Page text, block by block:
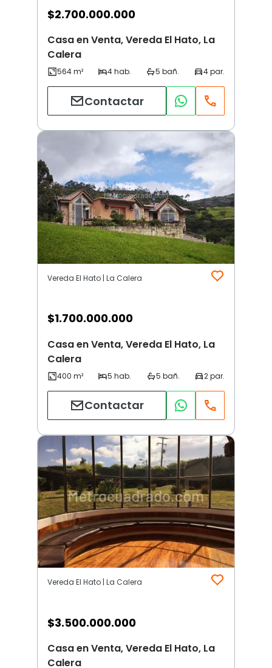
$2.700.000.000
Casa en Venta, Vereda El Hato, La
Calera
Contactar
Vereda El Hato | La Calera
$1.700.000.000
Casa en Venta, Vereda El Hato, La
Calera
Contactar
Vereda El Hato | La Calera
$3.500.000.000
Casa en Venta, Vereda El Hato, La
Calera